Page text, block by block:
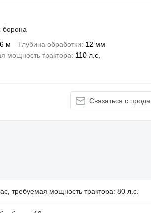
борона
6 м Глубина обработки
12 мм
мощность трактора 110 л.с.
Связаться с
требуемая мощность трактора: 80 л.с.